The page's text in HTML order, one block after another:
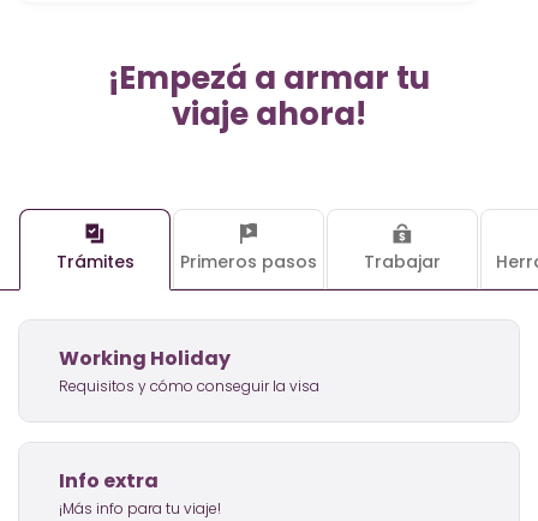
¡Empezá a armar tu
viaje ahora!
Trámites Primeros pasos Trabajar
Working Holiday
Requisitos y cómo conseguir la visa
Info extra
¡Más info para tu viaje!